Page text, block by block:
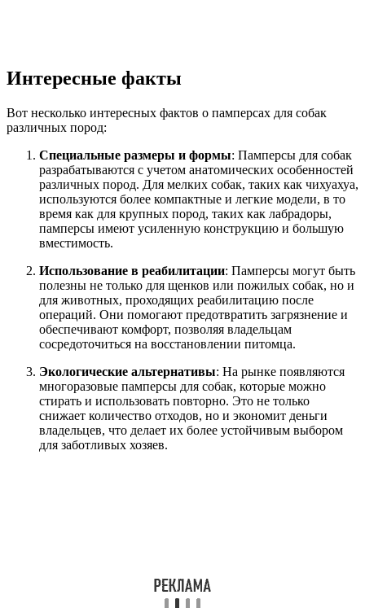
Интересные факты
Вот несколько интересных фактов о памперсах для собак
различных пород:
Специальные размеры и формы: Памперсы для собак
разрабатываются с учетом анатомических особенностей
различных пород. Для мелких собак, таких как чихуахуа,
используются более компактные и легкие модели, в то
время как для крупных пород, таких как лабрадоры,
памперсы имеют усиленную конструкцию и большую
вместимость.
Использование в реабилитации: Памперсы могут быть
полезны не только для щенков или пожилых собак, но и
для животных, проходящих реабилитацию после
операций. Они помогают предотвратить загрязнение и
обеспечивают комфорт, позволяя владельцам
сосредоточиться на восстановлении питомца.
Экологические альтернативы: На рынке появляются
многоразовые памперсы для собак, которые можно
стирать и использовать повторно. Это не только
снижает количество отходов, но и экономит деньги
владельцев, что делает их более устойчивым выбором
для заботливых хозяев.